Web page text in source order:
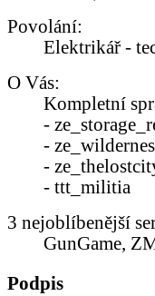
Povolání:
Elektrikář -
O Vás:
Kompletní
-
-
-
- ttt_militia
3 nejoblíbenější
GunGame,
Podpis